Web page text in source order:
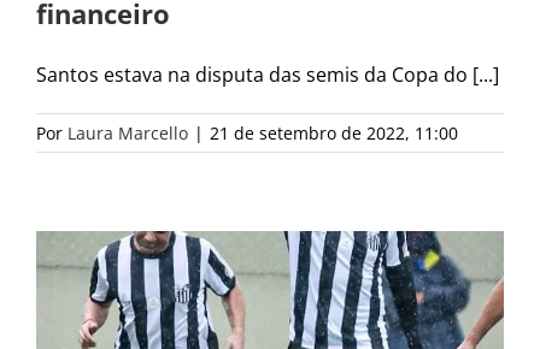
financeiro
Santos estava na disputa das semis da Copa do [...]
Por Laura Marcello | 21 de setembro de 2022, 11:00